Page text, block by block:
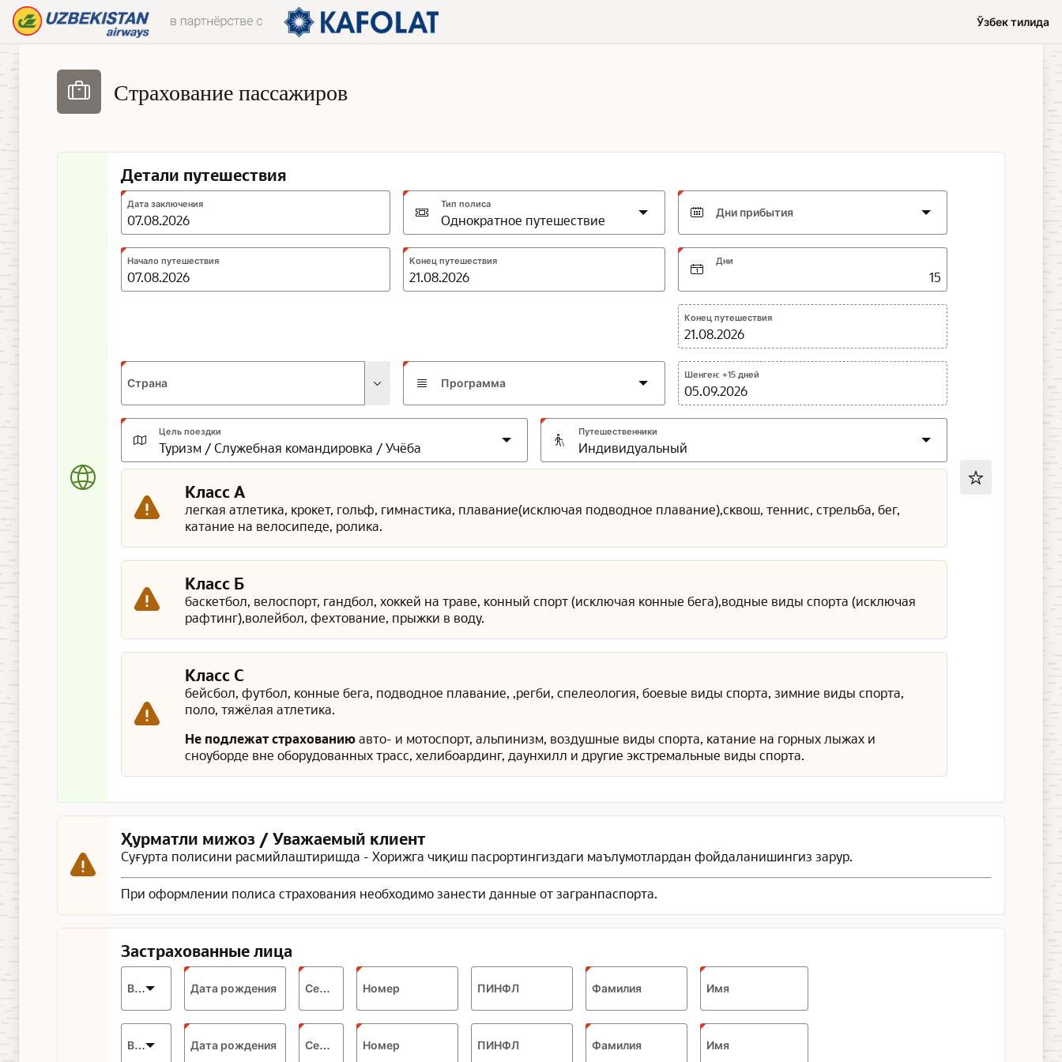
Skip to Main Content
Ўзбек тилида
Страхование пассажиров
Детали путешествия
Дата заключения
Expected
format:
DD.MM.YYYY
Тип полиса
Дни прибытия
Начало путешествия
Expected
format:
DD.MM.YYYY
Конец путешествия
Expected
format:
DD.MM.YYYY
Дни
Конец путешествия
21.08.2026
Страна Программа
Шенген: +15 дней
05.09.2026
Цель поездки Путешественники
Класс А
легкая атлетика, крокет, гольф, гимнастика, плавание(исключая подводное плавание),сквош, теннис, стрельба, бег,
катание на велосипеде, ролика.
Класс Б
баскетбол, велоспорт, гандбол, хоккей на траве, конный спорт (исключая конные бега),водные виды спорта (исключая
рафтинг),волейбол, фехтование, прыжки в воду.
Класс С
бейсбол, футбол, конные бега, подводное плавание, ,регби, спелеология, боевые виды спорта, зимние виды спорта,
поло, тяжёлая атлетика.
Не подлежат страхованиюавто- и мотоспорт, альпинизм, воздушные виды спорта, катание на горных лыжах и
сноуборде вне оборудованных трасс, хелибоардинг, даунхилл и другие экстремальные виды спорта.
Ҳурматли мижоз / Уважаемый клиент
Суғурта полисини расмийлаштиришда - Хорижга чиқиш пасрортингиздаги маълумотлардан фойдаланишингиз зарур.
При оформлении полиса страхования необходимо занести данные от загранпаспорта.
Застрахованные лица
Возраст Дата рождения
Expected
format:
DD.MM.YYYY
Серия Номер ПИНФЛ Фамилия Имя
Возраст Дата рождения
Expected
format:
Серия Номер ПИНФЛ Фамилия Имя